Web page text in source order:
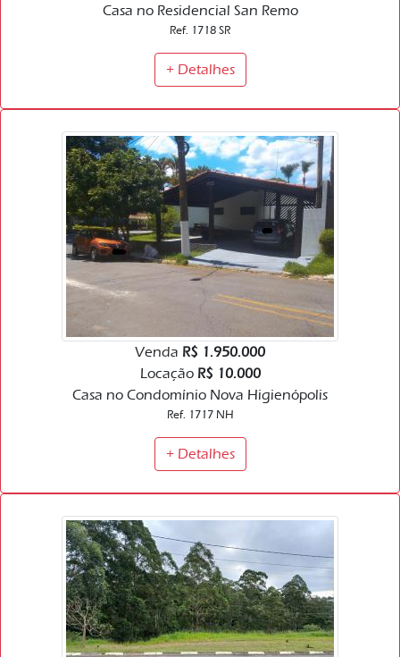
Casa no Residencial San Remo
Ref. 1718 SR
+ Detalhes
Venda R$ 1.950.000
Locação R$ 10.000
Casa no Condomínio Nova Higienópolis
Ref. 1717 NH
+ Detalhes